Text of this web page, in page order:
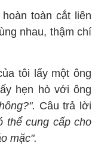
toàn cắt liên
nhau, thậm chí
tôi lấy một ông
hẹn hò với ông
Câu trả lời
thể cung cấp cho
mặc".